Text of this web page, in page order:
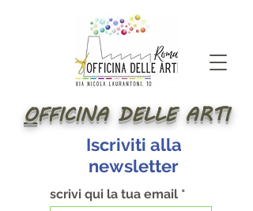
OFFICINA DELLE ARTI
Iscriviti alla
newsletter
scrivi qui la tua email